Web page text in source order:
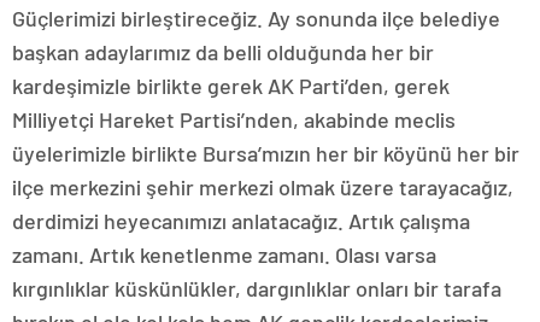
Güçlerimizi birleştireceğiz. Ay sonunda ilçe belediye
başkan adaylarımız da belli olduğunda her bir
kardeşimizle birlikte gerek AK Parti’den, gerek
Milliyetçi Hareket Partisi’nden, akabinde meclis
üyelerimizle birlikte Bursa’mızın her bir köyünü her bir
ilçe merkezini şehir merkezi olmak üzere tarayacağız,
derdimizi heyecanımızı anlatacağız. Artık çalışma
zamanı. Artık kenetlenme zamanı. Olası varsa
kırgınlıklar küskünlükler, dargınlıklar onları bir tarafa